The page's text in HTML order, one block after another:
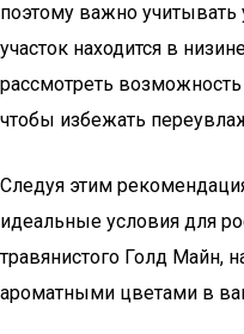
поэтому важно
участок находится в
рассмотреть
чтобы избежать
Следуя этим
идеальные условия для
травянистого Голд Майн,
ароматными цветами в